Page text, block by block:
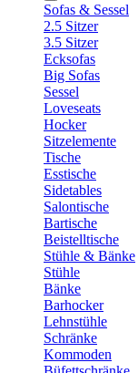
Sofas & Sessel
2.5 Sitzer
3.5 Sitzer
Ecksofas
Big Sofas
Sessel
Loveseats
Hocker
Sitzelemente
Tische
Esstische
Sidetables
Salontische
Bartische
Beistelltische
Stühle & Bänke
Stühle
Bänke
Barhocker
Lehnstühle
Schränke
Kommoden